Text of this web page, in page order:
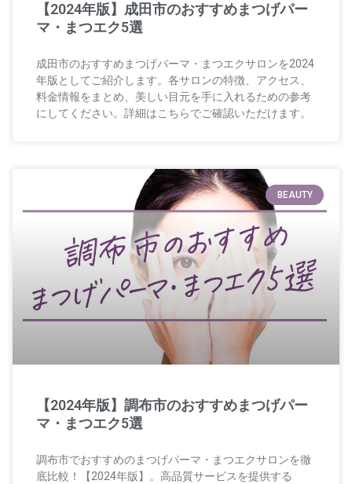
【2024年版】成田市のおすすめまつげパー
マ・まつエク5選
成田市のおすすめまつげパーマ・まつエクサロンを2024
年版としてご紹介します。各サロンの特徴、アクセス、
料金情報をまとめ、美しい目元を手に入れるための参考
にしてください。詳細はこちらでご確認いただけます。
BEAUTY
【2024年版】調布市のおすすめまつげパー
マ・まつエク5選
調布市でおすすめのまつげパーマ・まつエクサロンを徹
底比較！【2024年版】。高品質サービスを提供する